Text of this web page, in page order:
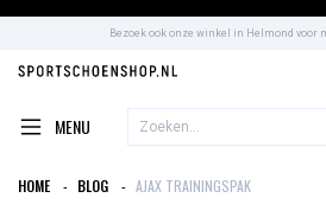
Bezoek ook onze winkel in Helmond voor
MENU
HOME BLOG AJAX TRAININGSPAK